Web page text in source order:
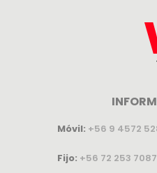
Móvil: +56 9 4572
Fijo: +56 72 253 7087